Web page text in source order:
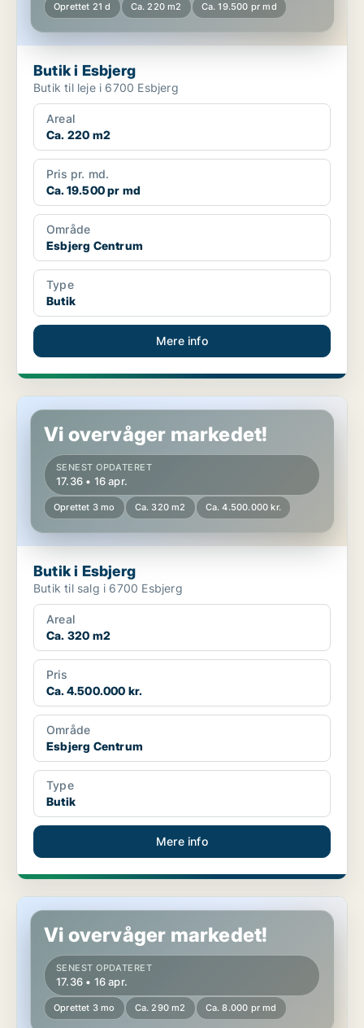
Oprettet 21 d Ca. 220 m2 Ca. 19.500 pr md
Butik i Esbjerg
Butik til leje i 6700 Esbjerg
Areal
Ca. 220 m2
Pris pr. md.
Ca. 19.500 pr md
Område
Esbjerg Centrum
Type
Butik
Mere info
Butik i Esbjerg
Vi overvåger markedet!
SENEST OPDATERET
17.36 • 16 apr.
Oprettet 3 mo Ca. 320 m2 Ca. 4.500.000 kr.
Butik i Esbjerg
Butik til salg i 6700 Esbjerg
Areal
Ca. 320 m2
Pris
Ca. 4.500.000 kr.
Område
Esbjerg Centrum
Type
Butik
Mere info
Butik i Esbjerg
Vi overvåger markedet!
SENEST OPDATERET
17.36 • 16 apr.
Oprettet 3 mo Ca. 290 m2 Ca. 8.000 pr md